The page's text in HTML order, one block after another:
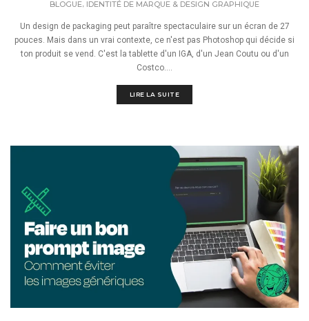
BLOGUE IDENTITÉ DE MARQUE & DESIGN GRAPHIQUE
Un design de packaging peut paraître spectaculaire sur un écran de 27
pouces. Mais dans un vrai contexte, ce n'est pas Photoshop qui décide si
ton produit se vend. C'est la tablette d'un IGA, d'un Jean Coutu ou d'un
Costco....
LIRE LA SUITE